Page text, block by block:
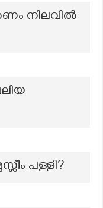
നിലവിൽ
പള്ളി?